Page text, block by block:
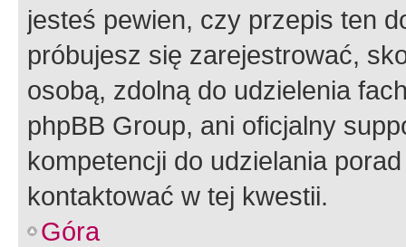
jesteś pewien, czy przepis ten
próbujesz się zarejestrować,
osobą, zdolną do udzielenia
phpBB Group, ani oficjalny
kompetencji do udzielania
kontaktować w tej kwestii.
Góra